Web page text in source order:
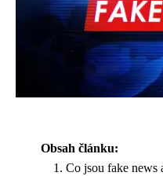
Obsah článku:
Co jsou fake news